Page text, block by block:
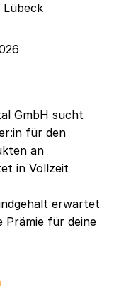
Lübeck
GmbH sucht
für den
an
in Vollzeit
erwartet
Prämie für deine